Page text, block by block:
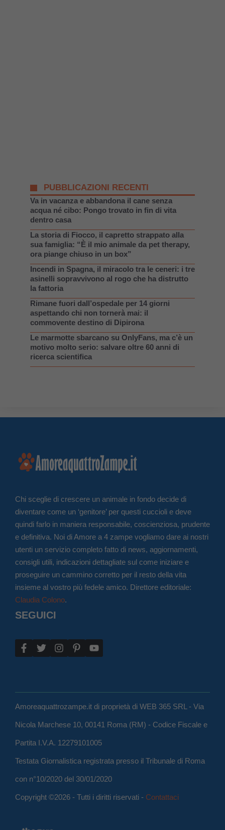
PUBBLICAZIONI RECENTI
Va in vacanza e abbandona il cane senza
acqua né cibo: Pongo trovato in fin di vita
dentro casa
La storia di Fiocco, il capretto strappato alla
sua famiglia: “È il mio animale da pet therapy,
ora piange chiuso in un box”
Incendi in Spagna, il miracolo tra le ceneri: i tre
asinelli sopravvivono al rogo che ha distrutto
la fattoria
Rimane fuori dall’ospedale per 14 giorni
aspettando chi non tornerà mai: il
commovente destino di Dipirona
Le marmotte sbarcano su OnlyFans, ma c’è un
motivo molto serio: salvare oltre 60 anni di
ricerca scientifica
Chi sceglie di crescere un animale in fondo decide di
diventare come un ‘genitore’ per questi cuccioli e deve
quindi farlo in maniera responsabile, coscienziosa, prudente
e definitiva. Noi di Amore a 4 zampe vogliamo dare ai nostri
utenti un servizio completo fatto di news, aggiornamenti,
consigli utili, indicazioni dettagliate sul come iniziare e
proseguire un cammino corretto per il resto della vita
insieme al vostro più fedele amico. Direttore editoriale:
Claudia Colono.
SEGUICI
Amoreaquattrozampe.it di proprietà di WEB 365 SRL - Via
Nicola Marchese 10, 00141 Roma (RM) - Codice Fiscale e
Partita I.V.A. 12279101005
Testata Giornalistica registrata presso il Tribunale di Roma
con n°10/2020 del 30/01/2020
Copyright ©2026 - Tutti i diritti riservati - Contattaci